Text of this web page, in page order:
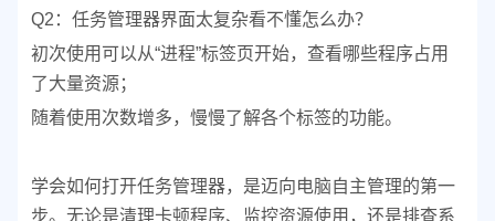
Q2：任务管理器界面太复杂看不懂怎么办？
初次使用可以从“进程”标签页开始，查看哪些程序占用
了大量资源；
随着使用次数增多，慢慢了解各个标签的功能。
学会如何打开任务管理器，是迈向电脑自主管理的第一
步。无论是清理卡顿程序、监控资源使用，还是排查系